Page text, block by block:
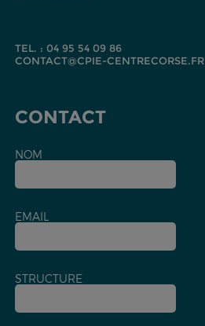
TEL. : 04 95 54 09 86
CONTACT@CPIE-CENTRECORSE.FR
CONTACT
NOM
EMAIL
STRUCTURE